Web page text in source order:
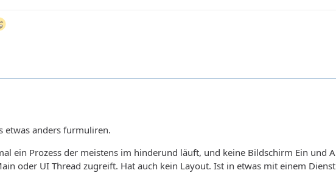
etwas anders furmuliren.
ein Prozess der meistens im hinderund läuft, und keine Bildschirm Ein und
oder UI Thread zugreift. Hat auch kein Layout. Ist in etwas mit einem